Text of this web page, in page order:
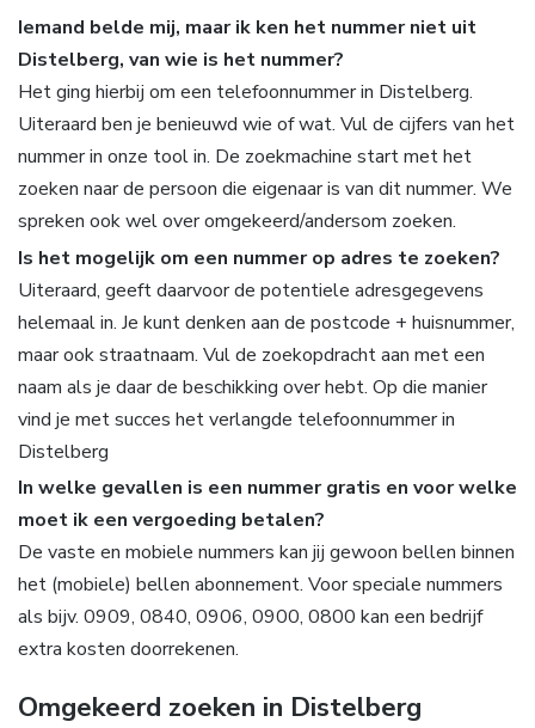
Iemand belde mij, maar ik ken het nummer niet uit
Distelberg, van wie is het nummer?
Het ging hierbij om een telefoonnummer in Distelberg.
Uiteraard ben je benieuwd wie of wat. Vul de cijfers van het
nummer in onze tool in. De zoekmachine start met het
zoeken naar de persoon die eigenaar is van dit nummer. We
spreken ook wel over omgekeerd/andersom zoeken.
Is het mogelijk om een nummer op adres te zoeken?
Uiteraard, geeft daarvoor de potentiele adresgegevens
helemaal in. Je kunt denken aan de postcode + huisnummer,
maar ook straatnaam. Vul de zoekopdracht aan met een
naam als je daar de beschikking over hebt. Op die manier
vind je met succes het verlangde telefoonnummer in
Distelberg
In welke gevallen is een nummer gratis en voor welke
moet ik een vergoeding betalen?
De vaste en mobiele nummers kan jij gewoon bellen binnen
het (mobiele) bellen abonnement. Voor speciale nummers
als bijv. 0909, 0840, 0906, 0900, 0800 kan een bedrijf
extra kosten doorrekenen.
Omgekeerd zoeken in Distelberg